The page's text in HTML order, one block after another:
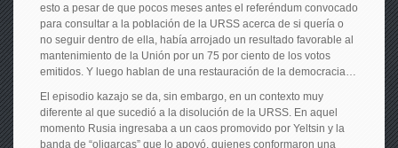
esto a pesar de que pocos meses antes el referéndum convocado
para consultar a la población de la URSS acerca de si quería o
no seguir dentro de ella, había arrojado un resultado favorable al
mantenimiento de la Unión por un 75 por ciento de los votos
emitidos. Y luego hablan de una restauración de la democracia…
El episodio kazajo se da, sin embargo, en un contexto muy
diferente al que sucedió a la disolución de la URSS. En aquel
momento Rusia ingresaba a un caos promovido por Yeltsin y la
banda de “oligarcas” que lo apoyó, quienes conformaron una